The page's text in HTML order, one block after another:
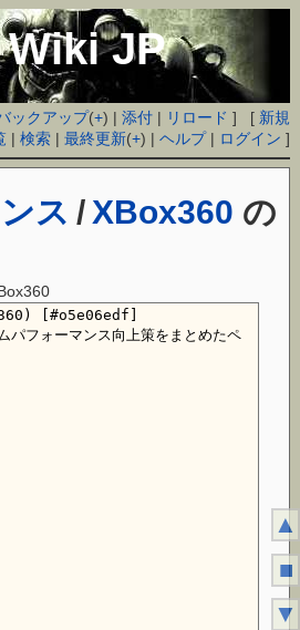
JP
ックアップ(+) |添付 | リロード ] [ 新規
|検索 |最終更新(+) |ヘルプ| ログイン ]
ス / XBox360 の
▲
■
▼